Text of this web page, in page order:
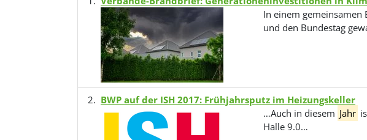
In einem gemeinsamen
und den Bundestag
BWP auf der ISH 2017: Frühjahrsputz im Heizungskeller
…Auch in diesem Jahr
Halle 9.0…